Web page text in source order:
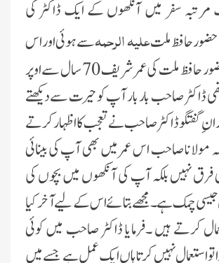
مرتبہ سفر میں آنکھوں کے ایک ڈاکٹر کی
حافظ ملتعلیہ الرحمہسے ہوئی اور اس
وقت حضور حافظ ملت کی عمر شریف 70 سال سے اوپر
ڈاکٹر صاحب باربار آپ کو حیرت سے دیکھتے
گفتگو ڈاکٹر صاحب نے تعجب کا اظہار کرتے
صاحب اس عمر میں بھی آپ کی بینائی
فرق نہیں بلکہ آپ کی آنکھوں میں بچوں کی
چمک ہے ۔ مجھے بتائے اس کے لیے آخر کیا
کرتے ہیں ۔فرمایا ڈاکٹر صاحب میں کوئی
استعمال نہیں کرتا ہاں ایک عمل ہے جسے میں